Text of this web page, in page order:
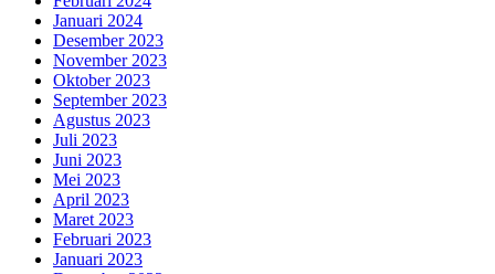
Januari 2024
Desember 2023
November 2023
Oktober 2023
September 2023
Agustus 2023
Juli 2023
Juni 2023
Mei 2023
April 2023
Maret 2023
Februari 2023
Januari 2023